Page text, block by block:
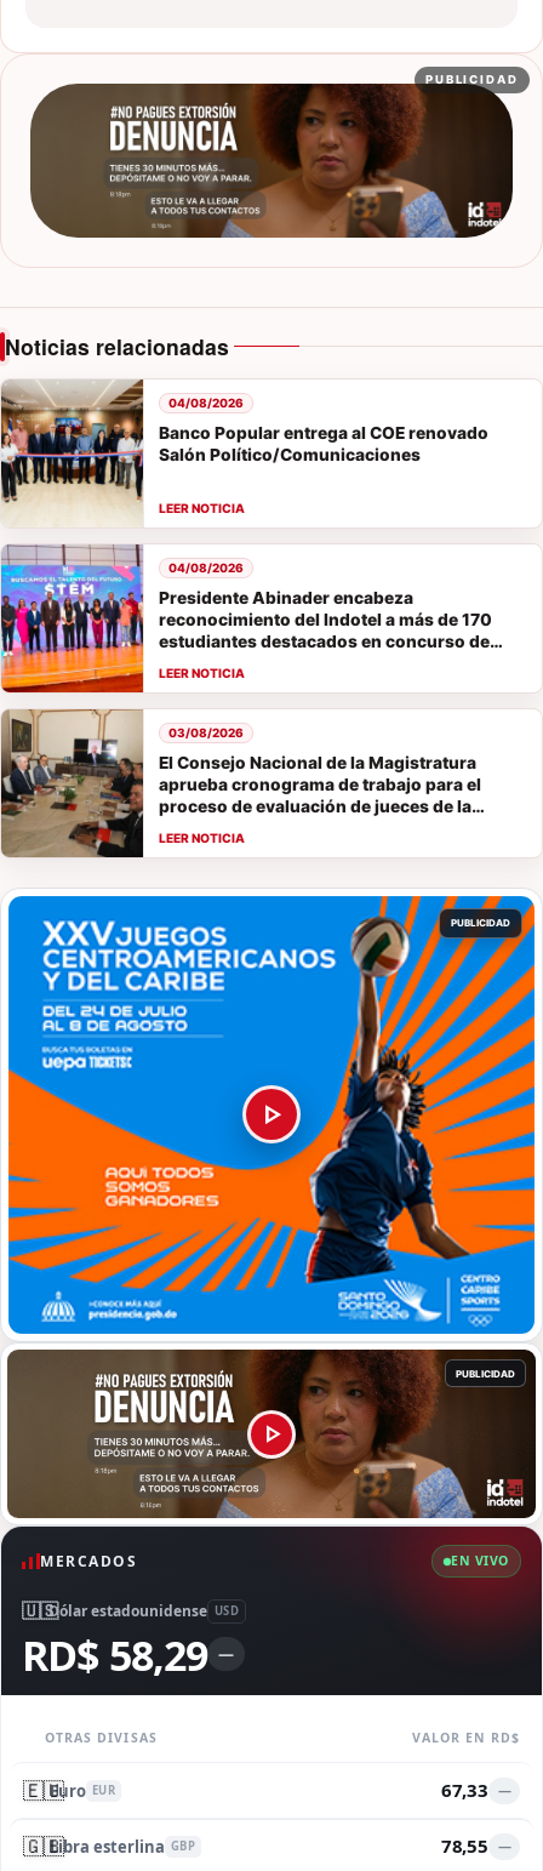
PUBLICIDAD
Noticias relacionadas
Banco Popular entrega al COE renovado
Salón Político/Comunicaciones
04/08/2026
Presidente Abinader encabeza
reconocimiento del Indotel a más de 170
estudiantes destacados en concurso de
04/08/2026
El Consejo Nacional de la Magistratura
aprueba cronograma de trabajo para el
proceso de evaluación de jueces de la
03/08/2026
MERCADOS EN VIVO
🇺🇸Dólar estadounidense USD
RD$ 58,29 —
OTRAS DIVISAS VALOR EN RD$
🇪🇺Euro EUR 67,33 —
🇬🇧Libra esterlina GBP 78,55 —